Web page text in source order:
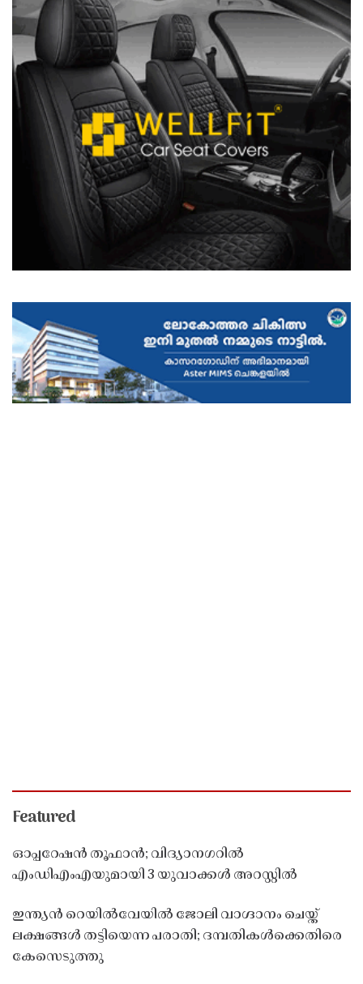
Featured
ഓപ്പറേഷൻ തൂഫാൻ; വിദ്യാനഗറിൽ
എംഡിഎംഎയുമായി 3 യുവാക്കൾ അറസ്റ്റിൽ
ഇന്ത്യൻ റെയിൽവേയിൽ ജോലി വാഗ്ദാനം ചെയ്ത്
ലക്ഷങ്ങൾ തട്ടിയെന്ന പരാതി; ദമ്പതികൾക്കെതിരെ
കേസെടുത്തു